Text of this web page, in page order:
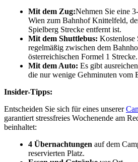
Mit dem Zug:Nehmen Sie eine
Wien zum Bahnhof Knittelfeld,
Spielberg Strecke entfernt ist.
Mit dem Shuttlebus: Kostenlose
regelmäßig zwischen dem
österreichischen Formel 1 Strecke.
Mit dem Auto: Es gibt
die nur wenige Gehminuten vom
Insider-Tipps:
Entscheiden Sie sich für eines unserer
garantiert stressfreies Wochenende am
beinhaltet:
4 Übernachtungen auf dem
reservierten Platz.